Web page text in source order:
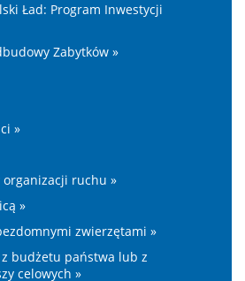
Ład: Program Inwestycji
Zabytków »
»
ruchu »
»
zwierzętami »
budżetu państwa lub z
celowych »